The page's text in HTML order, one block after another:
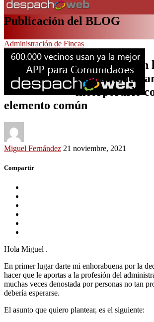
Publicación del BLOG
Administración de Fincas
Compra de un
Comunidad
incorporarlo
elemento común
Miguel Fernández 21 noviembre, 2021
Compartir
Hola Miguel .
En primer lugar darte mi enhorabuena por la
hacer que le aportas a la profesión del
muchas veces denostada por personas no tan
debería esperarse.
El asunto que quiero plantear, es el siguiente: